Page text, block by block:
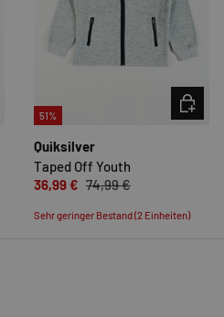
AUSWÄHLEN
51%
Quiksilver
Taped Off Youth
36,99 € 74,99 €
Sehr geringer Bestand (2 Einheiten)